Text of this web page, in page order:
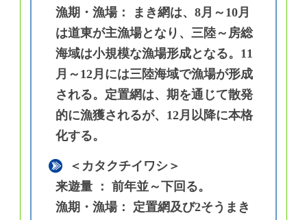
漁期・漁場： まき網は、8月～10月
は道東が主漁場となり、三陸～房総
海域は小規模な漁場形成となる。11
月～12月には三陸海域で漁場が形成
される。定置網は、期を通じて散発
的に漁獲されるが、12月以降に本格
化する。
＜カタクチイワシ＞
来遊量 ： 前年並～下回る。
漁期・漁場： 定置網及び2そうまき